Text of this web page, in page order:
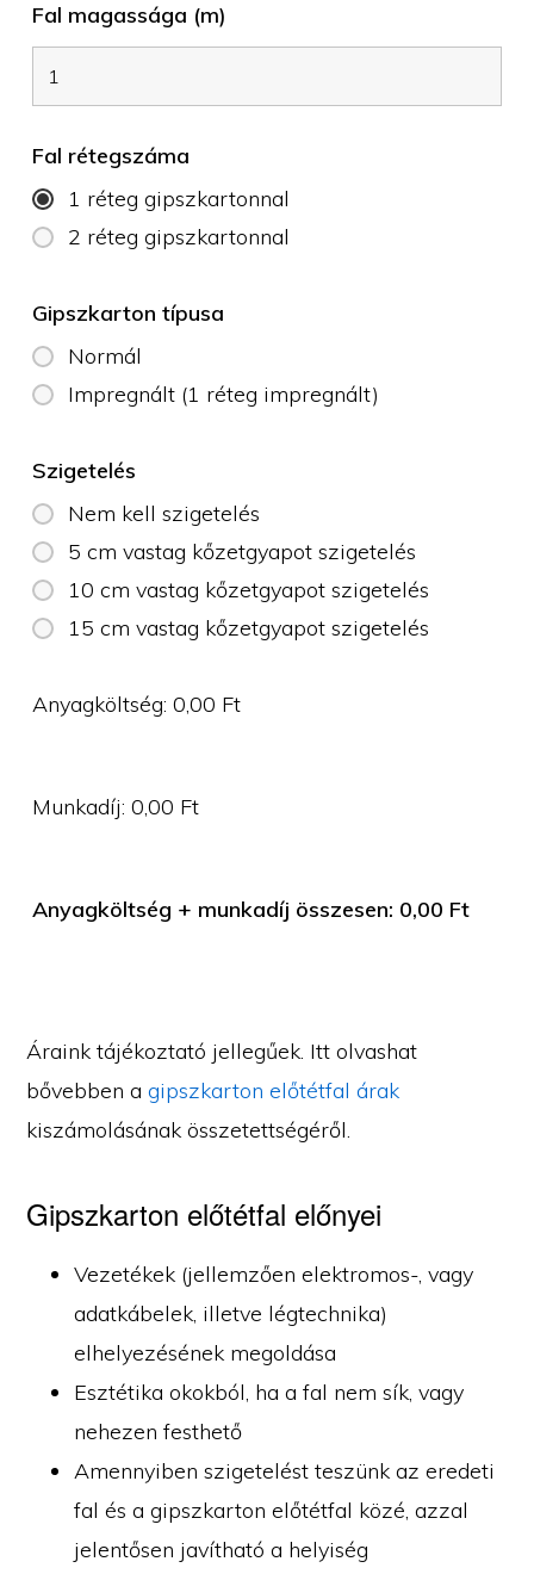
Fal magassága (m)
Fal rétegszáma
1 réteg gipszkartonnal
2 réteg gipszkartonnal
Gipszkarton típusa
Normál
Impregnált (1 réteg impregnált)
Szigetelés
Nem kell szigetelés
5 cm vastag kőzetgyapot szigetelés
10 cm vastag kőzetgyapot szigetelés
15 cm vastag kőzetgyapot szigetelés
Anyagköltség:0,00 Ft
Munkadíj:0,00 Ft
Anyagköltség + munkadíj összesen: 0,00 Ft
Áraink tájékoztató jellegűek. Itt olvashat
bővebben agipszkarton előtétfal árak
kiszámolásának összetettségéről.
Gipszkarton előtétfal előnyei
Vezetékek (jellemzően elektromos-, vagy
adatkábelek, illetve légtechnika)
elhelyezésének megoldása
Esztétika okokból, ha a fal nem sík, vagy
nehezen festhető
Amennyiben szigetelést teszünk az eredeti
fal és a gipszkarton előtétfal közé, azzal
jelentősen javítható a helyiség